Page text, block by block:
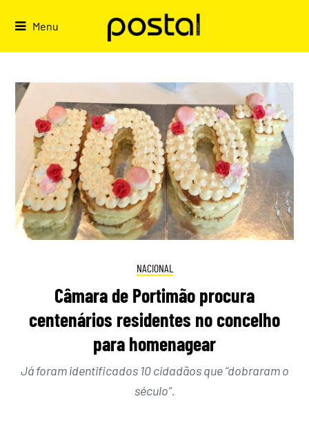
Menu
NACIONAL
Câmara de Portimão procura
centenários residentes no concelho
para homenagear
Já foram identificados 10 cidadãos que “dobraram o
século”.